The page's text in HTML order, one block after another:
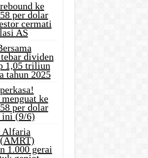
ke
per dolar
cermati
AS
dividen
1,05 triliun
tahun 2025
ke
per dolar
ini (9/6)
Alfaria
1.000 gerai